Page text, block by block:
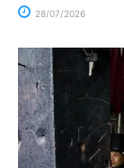
28/07/2026